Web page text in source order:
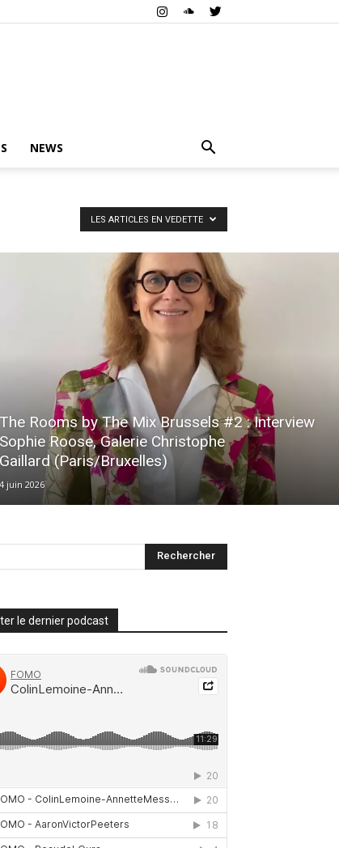
NEWS
LES ARTICLES EN VEDETTE
The Rooms by The Mix Brussels #2 : Interview
Sophie Roose, Galerie Christophe
Gaillard (Paris/Bruxelles)
4 juin 2026
le dernier podcast